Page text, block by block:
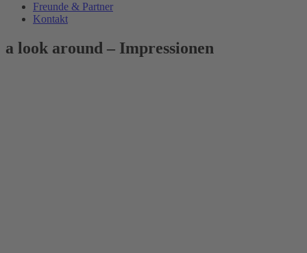
Freunde & Partner
Kontakt
a look around – Impressionen